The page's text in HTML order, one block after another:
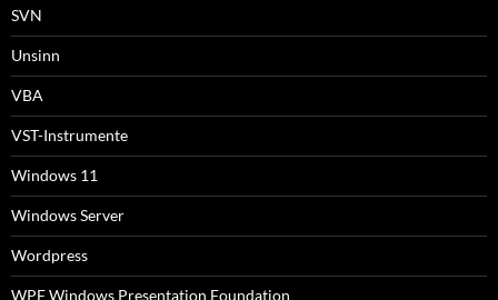
SVN
Unsinn
VBA
VST-Instrumente
Windows 11
Windows Server
Wordpress
WPF Windows Presentation Foundation